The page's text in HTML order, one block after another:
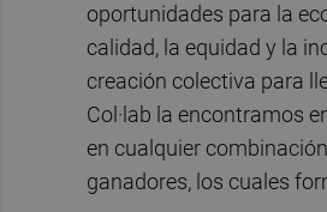
oportunidades para la
calidad, la equidad y la
creación colectiva para
Col·lab la encontramos
en cualquier
ganadores, los cuales